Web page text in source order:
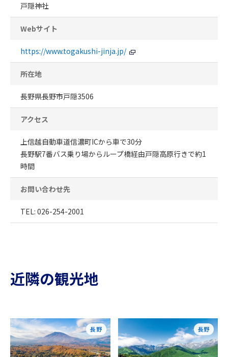
戸隠神社
Webサイト
https://www.togakushi-jinja.jp/
所在地
長野県長野市戸隠3506
アクセス
上信越自動車道信濃町ICから車で30分
長野駅7番バス乗り場からループ橋経由戸隠高原行きで約1
時間
お問い合わせ先
TEL: 026-254-2001
近隣の観光地
長野 長野